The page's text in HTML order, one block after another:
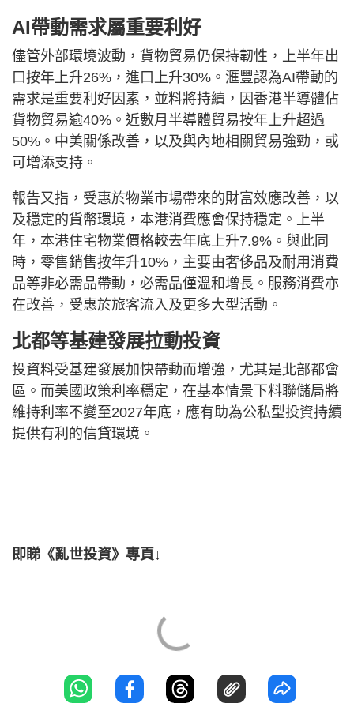
AI帶動需求屬重要利好
儘管外部環境波動，貨物貿易仍保持韌性，上半年出
口按年上升26%，進口上升30%。滙豐認為AI帶動的
需求是重要利好因素，並料將持續，因香港半導體佔
貨物貿易逾40%。近數月半導體貿易按年上升超過
50%。中美關係改善，以及與內地相關貿易強勁，或
可增添支持。
報告又指，受惠於物業市場帶來的財富效應改善，以
及穩定的貨幣環境，本港消費應會保持穩定。上半
年，本港住宅物業價格較去年底上升7.9%。與此同
時，零售銷售按年升10%，主要由奢侈品及耐用消費
品等非必需品帶動，必需品僅溫和增長。服務消費亦
在改善，受惠於旅客流入及更多大型活動。
北都等基建發展拉動投資
投資料受基建發展加快帶動而增強，尤其是北部都會
區。而美國政策利率穩定，在基本情景下料聯儲局將
維持利率不變至2027年底，應有助為公私型投資持續
提供有利的信貸環境。
即睇《亂世投資》專頁↓